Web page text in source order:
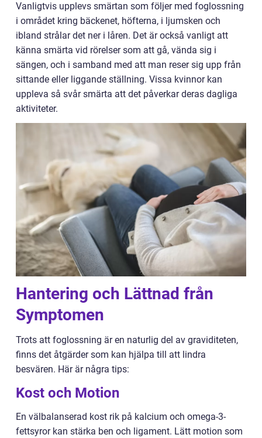
Vanligtvis upplevs smärtan som följer med foglossning
i området kring bäckenet, höfterna, i ljumsken och
ibland strålar det ner i låren. Det är också vanligt att
känna smärta vid rörelser som att gå, vända sig i
sängen, och i samband med att man reser sig upp från
sittande eller liggande ställning. Vissa kvinnor kan
uppleva så svår smärta att det påverkar deras dagliga
aktiviteter.
Hantering och Lättnad från
Symptomen
Trots att foglossning är en naturlig del av graviditeten,
finns det åtgärder som kan hjälpa till att lindra
besvären. Här är några tips:
Kost och Motion
En välbalanserad kost rik på kalcium och omega-3-
fettsyror kan stärka ben och ligament. Lätt motion som